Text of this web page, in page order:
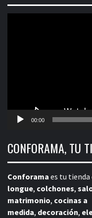
00:00
CONFORAMA, TU
Conforama es tu tienda
longue, colchones,
matrimonio, cocinas a
medida, decoración,